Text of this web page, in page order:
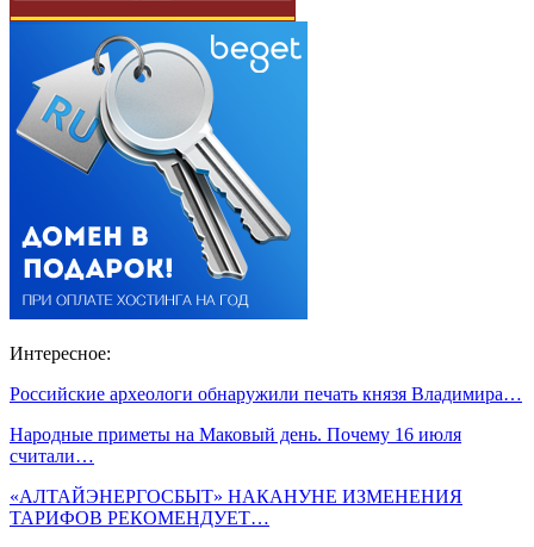
Интересное:
Российские археологи обнаружили печать князя Владимира…
Народные приметы на Маковый день. Почему 16 июля
считали…
«АЛТАЙЭНЕРГОСБЫТ» НАКАНУНЕ ИЗМЕНЕНИЯ
ТАРИФОВ РЕКОМЕНДУЕТ…